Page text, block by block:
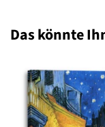
Das könnte